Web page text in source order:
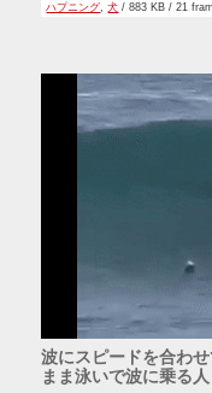
ハプニング,犬 / 883 KB / 21
波にスピードを合わ
まま泳いで波に乗る人